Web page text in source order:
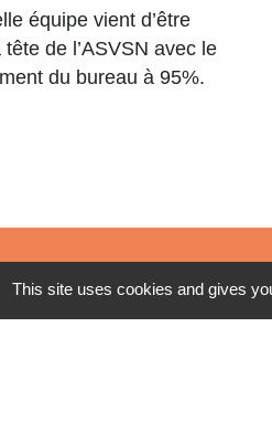
équipe vient d’être
de l’ASVSN avec le
du bureau à 95%.
This site uses cookies and gives